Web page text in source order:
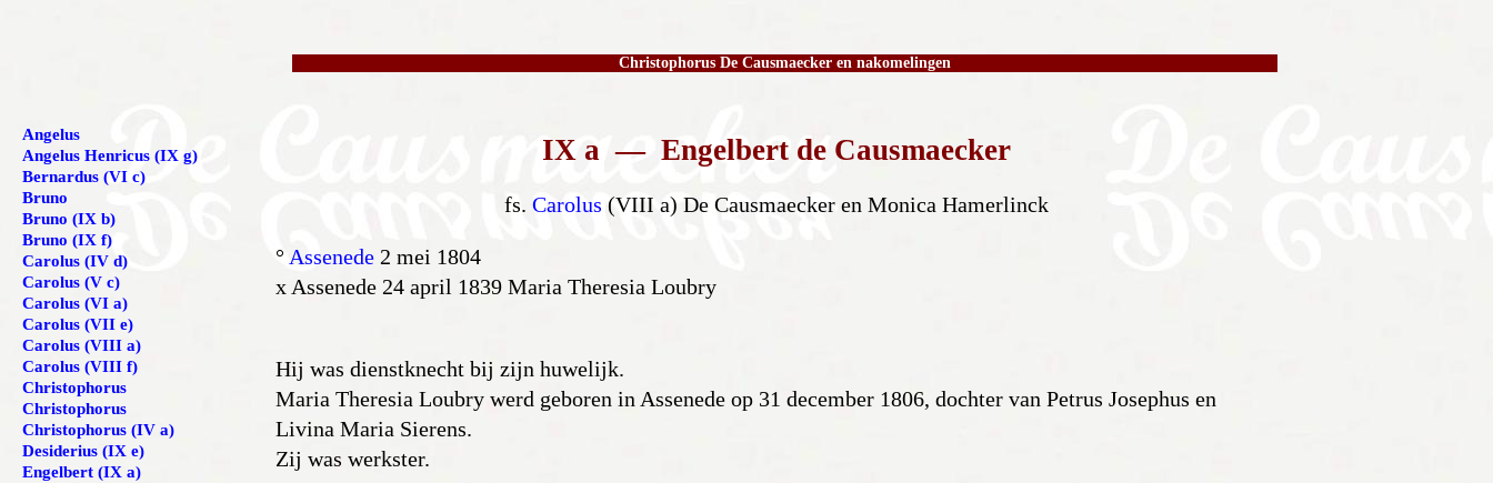
Christophorus De Causmaecker en nakomelingen
IX a — Engelbert de Causmaecker
fs. Carolus (VIII a) De Causmaecker en Monica Hamerlinck
° Assenede 2 mei 1804
x Assenede 24 april 1839 Maria Theresia Loubry
Hij was dienstknecht bij zijn huwelijk.
Maria Theresia Loubry werd geboren in Assenede op 31 december 1806, dochter van Petrus Josephus en
Livina Maria Sierens.
Zij was werkster.
Angelus
Angelus Henricus (IX g)
Bernardus (VI c)
Bruno
Bruno (IX b)
Bruno (IX f)
Carolus (IV d)
Carolus (V c)
Carolus (VI a)
Carolus (VII e)
Carolus (VIII a)
Carolus (VIII f)
Christophorus
Christophorus
Christophorus (IV a)
Desiderius (IX e)
Engelbert (IX a)